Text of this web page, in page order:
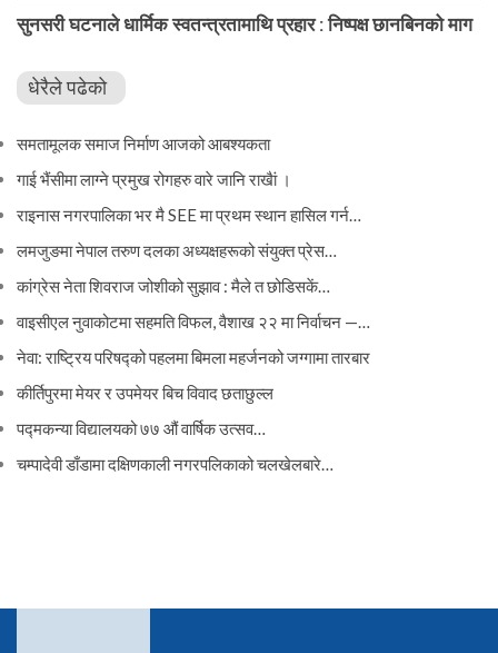
सुनसरी घटनाले धार्मिक स्वतन्त्रतामाथि प्रहार : निष्पक्ष छानबिनको माग
धेरैले पढेको
समतामूलक समाज निर्माण आजको आबश्यकता
गाई भैंसीमा लाग्ने प्रमुख रोगहरु वारे जानि राखैां ।
राइनास नगरपालिका भर मै SEE मा प्रथम स्थान हासिल गर्न…
लमजुङमा नेपाल तरुण दलका अध्यक्षहरूको संयुक्त प्रेस…
कांग्रेस नेता शिवराज जोशीको सुझाव : मैले त छोडिसकें…
वाइसीएल नुवाकोटमा सहमति विफल, वैशाख २२ मा निर्वाचन —…
नेवा: राष्ट्रिय परिषद्को पहलमा बिमला महर्जनको जग्गामा तारबार
कीर्तिपुरमा मेयर र उपमेयर बिच विवाद छताछुल्ल
पद्मकन्या विद्यालयको ७७ औं ‌‌वार्षिक ‌उत्सव…
चम्पादेवी डाँडामा दक्षिणकाली नगरपलिकाको चलखेलबारे…